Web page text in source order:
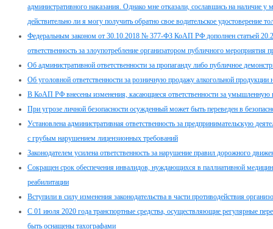
административного наказания. Однако мне отказали, сославшись на наличие
действительно ли я могу получить обратно свое водительское удостоверение
Федеральным законом от 30.10.2018 № 377-ФЗ КоАП РФ дополнен статьей
ответственность за злоупотребление организатором публичного мероприятия
Об административной ответственности за пропаганду либо публичное
Об уголовной ответственности за розничную продажу алкогольной продукции
В КоАП РФ внесены изменения, касающиеся ответственности за умышленную
При угрозе личной безопасности осужденный может быть переведен в
Установлена административная ответственность за предпринимательскую
с грубым нарушением лицензионных требований
Законодателем усилена ответственность за нарушение правил дорожного
Сокращен срок обеспечения инвалидов, нуждающихся в паллиативной
реабилитации
Вступили в силу изменения законодательства в части противодействия
С 01 июля 2020 года транспортные средства, осуществляющие регулярные
быть оснащены тахографами